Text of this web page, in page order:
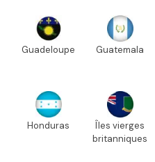
Guadeloupe Guatemala
Honduras
Îles vierges
britanniques